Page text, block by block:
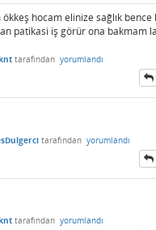
hocam elinize sağlık bence
patikasi iş görür ona bakmam
tarafından yorumlandı
tarafından yorumlandı
tarafından yorumlandı